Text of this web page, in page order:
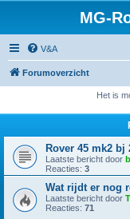
MG-
V&A
Forumoverzicht
Het is
Rover 45 mk2 bj
Laatste bericht door
Reacties: 3
Wat rijdt er nog
Laatste bericht door
Reacties: 71